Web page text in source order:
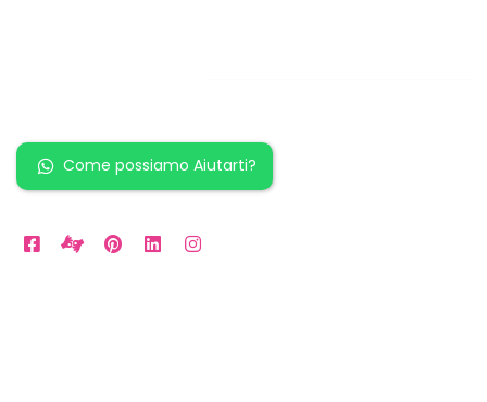
Come possiamo Aiutarti?